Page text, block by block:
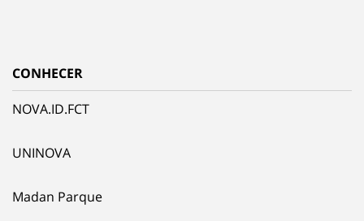
CONHECER
NOVA.ID.FCT
UNINOVA
Madan Parque